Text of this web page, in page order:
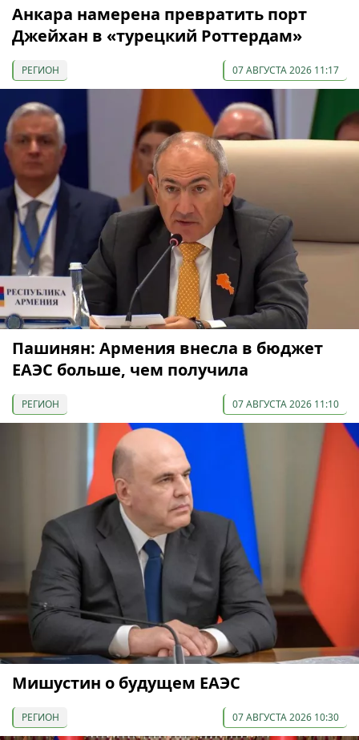
Анкара намерена превратить порт
Джейхан в «турецкий Роттердам»
РЕГИОН 07 АВГУСТА 2026 11:17
Пашинян: Армения внесла в бюджет
ЕАЭС больше, чем получила
РЕГИОН 07 АВГУСТА 2026 11:10
Мишустин о будущем ЕАЭС
РЕГИОН 07 АВГУСТА 2026 10:30